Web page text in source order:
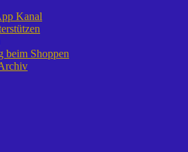
Kanal
beim Shoppen